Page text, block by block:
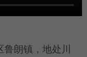
鲁朗镇，地处川